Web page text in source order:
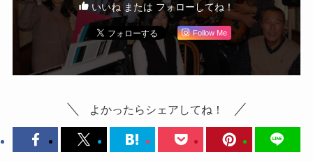
いいね または フォローしてね！
Follow Me
よかったらシェアしてね！